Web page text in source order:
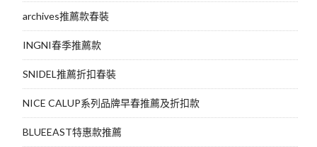
archives推薦款春裝
INGNI春季推薦款
SNIDEL推薦折扣春裝
NICE CALUP系列品牌早春推薦及折扣款
BLUEEAST特惠款推薦